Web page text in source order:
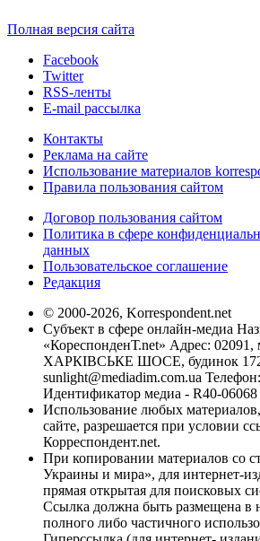
Полная версия сайта
Facebook
Twitter
RSS-ленты
E-mail рассылка
Контакты
Реклама на сайте
Использование материалов
Правила пользования сайтом
Договор пользования сайтом
Политика в сфере
данных
Пользовательское соглашение
Редакция
© 2000-2026, Korrespondent.net
Субъект в сфере онлайн-медиа
«КореспонденТ.net» Адрес: 02091,
ХАРКІВСЬКЕ ШОСЕ, будинок 172-
sunlight@mediadim.com.ua
Идентификатор медиа - R40-06068
Использование любых
сайте, разрешается при условии
Корреспондент.net.
При копировании материалов со
Украины и мира», для интернет-
прямая открытая для поисковых
Ссылка должна быть размещена в
полного либо частичного